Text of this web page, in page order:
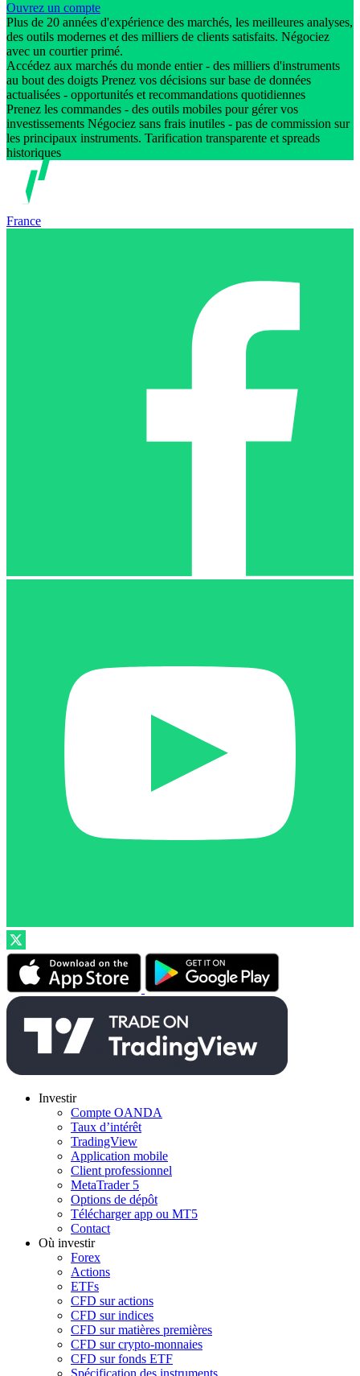
Ouvrez un compte
Plus de 20 années d'expérience des marchés, les meilleures analyses,
des outils modernes et des milliers de clients satisfaits. Négociez
avec un courtier primé.
Accédez aux marchés du monde entier - des milliers d'instruments
au bout des doigts Prenez vos décisions sur base de données
actualisées - opportunités et recommandations quotidiennes
Prenez les commandes - des outils mobiles pour gérer vos
investissements Négociez sans frais inutiles - pas de commission sur
les principaux instruments. Tarification transparente et spreads
historiques
France
Investir
Compte OANDA
Taux d’intérêt
TradingView
Application mobile
Client professionnel
MetaTrader 5
Options de dépôt
Télécharger app ou MT5
Contact
Où investir
Forex
Actions
ETFs
CFD sur actions
CFD sur indices
CFD sur matières premières
CFD sur crypto-monnaies
CFD sur fonds ETF
Spécification des instruments